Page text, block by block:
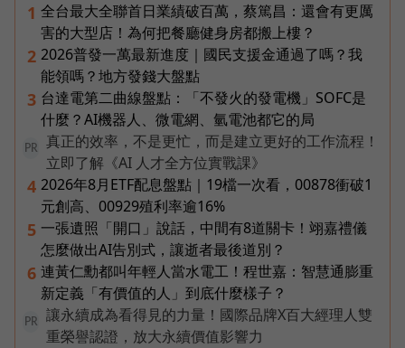
1 全台最大全聯首日業績破百萬，蔡篤昌：還會有更厲
害的大型店！為何把餐廳健身房都搬上樓？
2 2026普發一萬最新進度｜國民支援金通過了嗎？我
能領嗎？地方發錢大盤點
3 台達電第二曲線盤點：「不發火的發電機」SOFC是
什麼？AI機器人、微電網、氫電池都它的局
PR
真正的效率，不是更忙，而是建立更好的工作流程！
立即了解《AI 人才全方位實戰課》
4 2026年8月ETF配息盤點｜19檔一次看，00878衝破1
元創高、00929殖利率逾16%
5 一張遺照「開口」說話，中間有8道關卡！翊嘉禮儀
怎麼做出AI告別式，讓逝者最後道別？
6 連黃仁勳都叫年輕人當水電工！程世嘉：智慧通膨重
新定義「有價值的人」到底什麼樣子？
PR
讓永續成為看得見的力量！國際品牌X百大經理人雙
重榮譽認證，放大永續價值影響力